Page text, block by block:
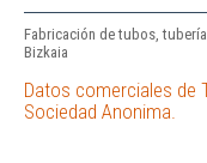
Fabricación de tubos,
Bizkaia
Datos comerciales de
Sociedad Anonima.